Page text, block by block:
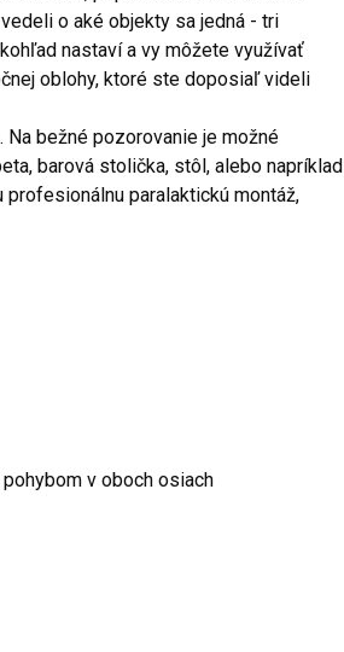
o aké objekty sa jedná - tri
nastaví a vy môžete využívať
oblohy, ktoré ste doposiaľ videli
bežné pozorovanie je možné
barová stolička, stôl, alebo napríklad
paralaktickú montáž,
v oboch osiach